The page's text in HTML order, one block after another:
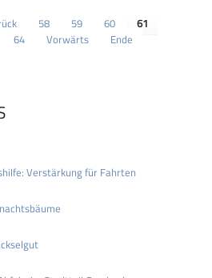
58 59 60
61
64 Vorwärts Ende
Verstärkung für Fahrten